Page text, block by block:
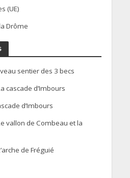
(UE)
Drôme
sentier des 3 becs
cascade d’Imbours
d’Imbours
vallon de Combeau et la
de Fréguié